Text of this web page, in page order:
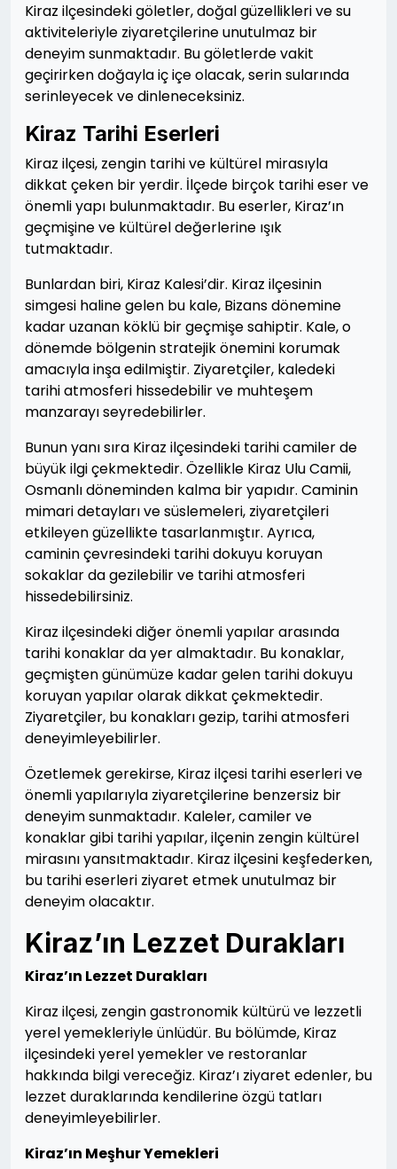
Kiraz ilçesindeki göletler, doğal güzellikleri ve su
aktiviteleriyle ziyaretçilerine unutulmaz bir
deneyim sunmaktadır. Bu göletlerde vakit
geçirirken doğayla iç içe olacak, serin sularında
serinleyecek ve dinleneceksiniz.
Kiraz Tarihi Eserleri
Kiraz ilçesi, zengin tarihi ve kültürel mirasıyla
dikkat çeken bir yerdir. İlçede birçok tarihi eser ve
önemli yapı bulunmaktadır. Bu eserler, Kiraz’ın
geçmişine ve kültürel değerlerine ışık
tutmaktadır.
Bunlardan biri, Kiraz Kalesi’dir. Kiraz ilçesinin
simgesi haline gelen bu kale, Bizans dönemine
kadar uzanan köklü bir geçmişe sahiptir. Kale, o
dönemde bölgenin stratejik önemini korumak
amacıyla inşa edilmiştir. Ziyaretçiler, kaledeki
tarihi atmosferi hissedebilir ve muhteşem
manzarayı seyredebilirler.
Bunun yanı sıra Kiraz ilçesindeki tarihi camiler de
büyük ilgi çekmektedir. Özellikle Kiraz Ulu Camii,
Osmanlı döneminden kalma bir yapıdır. Caminin
mimari detayları ve süslemeleri, ziyaretçileri
etkileyen güzellikte tasarlanmıştır. Ayrıca,
caminin çevresindeki tarihi dokuyu koruyan
sokaklar da gezilebilir ve tarihi atmosferi
hissedebilirsiniz.
Kiraz ilçesindeki diğer önemli yapılar arasında
tarihi konaklar da yer almaktadır. Bu konaklar,
geçmişten günümüze kadar gelen tarihi dokuyu
koruyan yapılar olarak dikkat çekmektedir.
Ziyaretçiler, bu konakları gezip, tarihi atmosferi
deneyimleyebilirler.
Özetlemek gerekirse, Kiraz ilçesi tarihi eserleri ve
önemli yapılarıyla ziyaretçilerine benzersiz bir
deneyim sunmaktadır. Kaleler, camiler ve
konaklar gibi tarihi yapılar, ilçenin zengin kültürel
mirasını yansıtmaktadır. Kiraz ilçesini keşfederken,
bu tarihi eserleri ziyaret etmek unutulmaz bir
deneyim olacaktır.
Kiraz’ın Lezzet Durakları
Kiraz’ın Lezzet Durakları
Kiraz ilçesi, zengin gastronomik kültürü ve lezzetli
yerel yemekleriyle ünlüdür. Bu bölümde, Kiraz
ilçesindeki yerel yemekler ve restoranlar
hakkında bilgi vereceğiz. Kiraz’ı ziyaret edenler, bu
lezzet duraklarında kendilerine özgü tatları
deneyimleyebilirler.
Kiraz’ın Meşhur Yemekleri